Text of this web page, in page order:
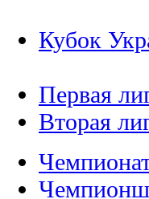
Кубок
Первая
Вторая